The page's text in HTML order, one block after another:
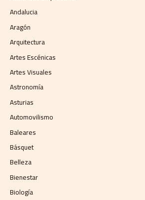
Andalucia
Aragón
Arquitectura
Artes Escénicas
Artes Visuales
Astronomía
Asturias
Automovilismo
Baleares
Básquet
Belleza
Bienestar
Biología